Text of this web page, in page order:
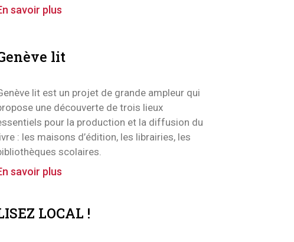
savoir plus
lit
lit est un projet de grande ampleur qui
une découverte de trois lieux
pour la production et la diffusion du
: les maisons d’édition, les librairies, les
scolaires.
savoir plus
LOCAL !